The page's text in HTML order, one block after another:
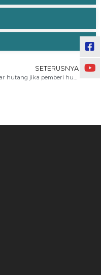
SETERUSNYA
Bayar hutang jika pemberi hutang sudah meninggal